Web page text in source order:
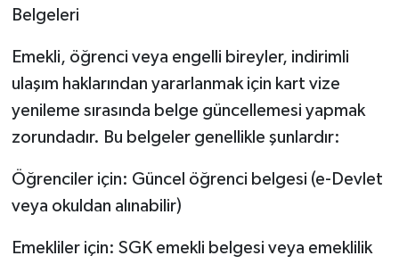
Belgeleri
Emekli, öğrenci veya engelli bireyler, indirimli
ulaşım haklarından yararlanmak için kart vize
yenileme sırasında belge güncellemesi yapmak
zorundadır. Bu belgeler genellikle şunlardır:
Öğrenciler için: Güncel öğrenci belgesi (e-Devlet
veya okuldan alınabilir)
Emekliler için: SGK emekli belgesi veya emeklilik